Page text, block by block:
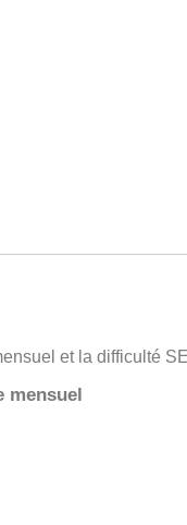
et la difficulté
mensuel